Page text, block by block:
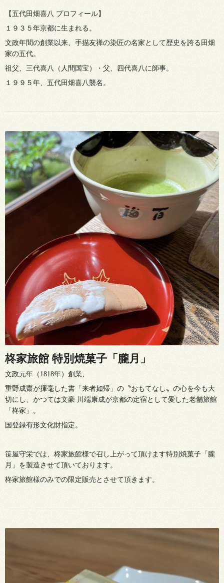
【五代田畑喜八 プロフィール】
１９３５年京都に生まれる。
文政年間の創業以来、手描友禅の染匠の名家として歴史を誇る田畑
家の五代。
祖父、三代喜八（人間国宝）・父、四代喜八に師事。
１９９５年、五代田畑喜八襲名。
柊家旅館 特別焼菓子「朧月」
文政元年（1818年）創業、
重野成齋が揮毫した書「来者如帰」の〝おもてなし〟の心を今も大
切にし、かつては文豪 川端康成が京都の定宿として愛した老舗旅館
「柊家」。
国登録有形文化財指定。
笹屋守栄では、柊家旅館様で召し上がって頂けます特別焼菓子「朧
月」を製造させて頂いております。
柊家旅館様のみでの限定販売とさせて頂きます。